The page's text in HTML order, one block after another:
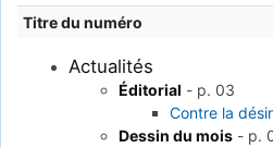
Titre du numéro
Actualités
Éditorial - p. 03
Contre la
Dessin du mois - p.